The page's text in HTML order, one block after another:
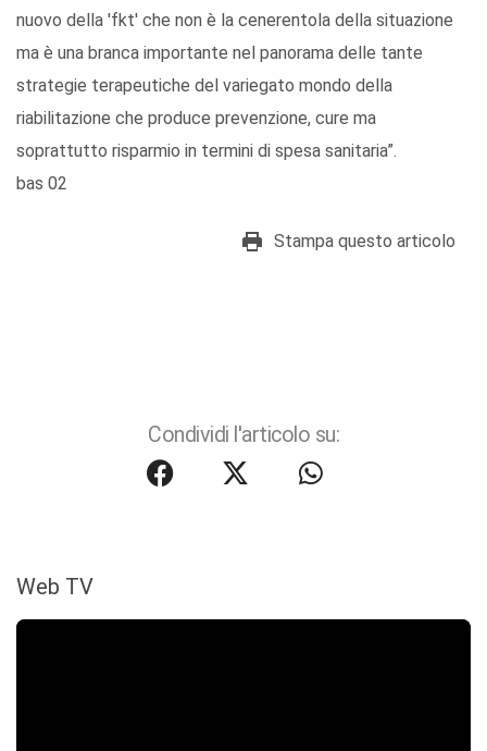
nuovo della 'fkt' che non è la cenerentola della situazione
ma è una branca importante nel panorama delle tante
strategie terapeutiche del variegato mondo della
riabilitazione che produce prevenzione, cure ma
soprattutto risparmio in termini di spesa sanitaria”.
bas 02
Stampa questo articolo
Condividi l'articolo su:
Web TV